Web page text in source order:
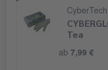
CyberTech
Tea
ab 7,99 €